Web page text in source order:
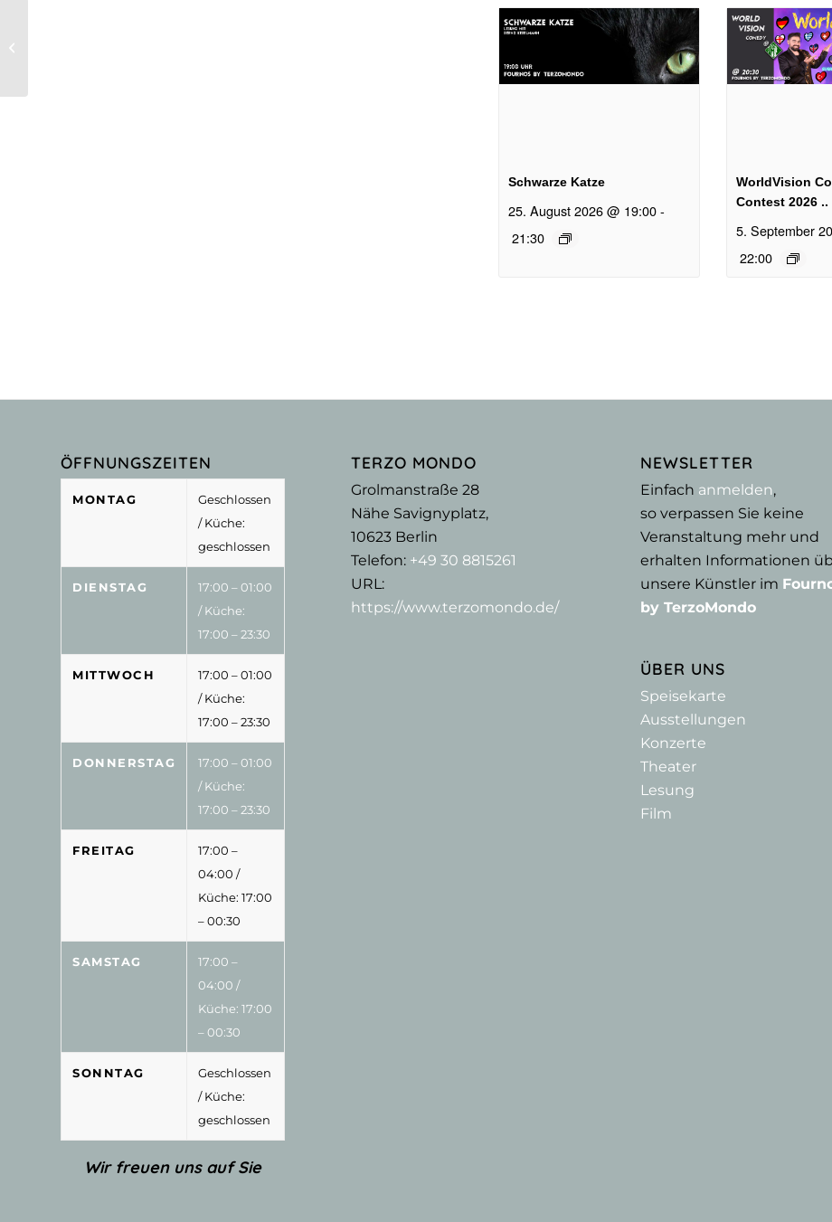
Schwarze Katze
25. August 2026 @ 19:00-
21:30
WorldVision
Contest 2026 ..
5. September
22:00
ÖFFNUNGSZEITEN
MONTAG
Geschlossen
/ Küche:
geschlossen
DIENSTAG
17:00 – 01:00
/ Küche:
17:00 – 23:30
MITTWOCH
17:00 – 01:00
/ Küche:
17:00 – 23:30
DONNERSTAG
17:00 – 01:00
/ Küche:
17:00 – 23:30
FREITAG
17:00 –
04:00 /
Küche: 17:00
– 00:30
SAMSTAG
17:00 –
04:00 /
Küche: 17:00
– 00:30
SONNTAG
Geschlossen
/ Küche:
geschlossen
Wir freuen uns auf Sie
TERZO MONDO
Grolmanstraße 28
Nähe Savignyplatz,
10623Berlin
Telefon: +49 30 8815261
URL:
https://www.terzomondo.de/
NEWSLETTER
Einfach anmelden,
so verpassen Sie keine
Veranstaltung mehr und
erhalten Informationen
unsere Künstler im
by TerzoMondo
ÜBER UNS
Speisekarte
Ausstellungen
Konzerte
Theater
Lesung
Film